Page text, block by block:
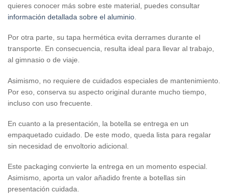
quieres conocer más sobre este material, puedes consultar
información detallada sobre el aluminio.
Por otra parte, su tapa hermética evita derrames durante el
transporte. En consecuencia, resulta ideal para llevar al trabajo,
al gimnasio o de viaje.
Asimismo, no requiere de cuidados especiales de mantenimiento.
Por eso, conserva su aspecto original durante mucho tiempo,
incluso con uso frecuente.
En cuanto a la presentación, la botella se entrega en un
empaquetado cuidado. De este modo, queda lista para regalar
sin necesidad de envoltorio adicional.
Este packaging convierte la entrega en un momento especial.
Asimismo, aporta un valor añadido frente a botellas sin
presentación cuidada.